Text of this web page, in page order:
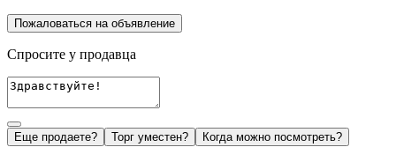
Пожаловаться на объявление
Спросите у продавца
Еще продаете? Торг уместен? Когда можно посмотреть?